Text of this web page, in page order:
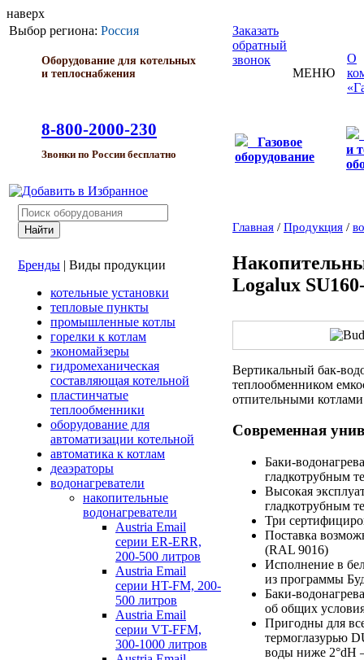
наверх
Выбор региона: Россия
Оборудование для котельных
и теплоснабжения
8-800-2000-230
Звонки по России бесплатно
Заказать
обратный
звонок
МЕНЮ
О
Газовое
оборудование
и
Бренды | Виды продукции
котельные установки
тепловые пункты
промышленные котлы
горелки к котлам
экономайзеры
гидромеханическая
составляющая котельной
пластинчатые
теплообменники
оборудование для
автоматизации котельной
автоматика к котлам
деаэраторы
водонагреватели
накопительные
водонагреватели
Austria Email
серии ER-ERR,
200-500 литров
Austria Email
серии HT-FM, 200-
500 литров
Austria Email
серии VT-FFM,
300-1000 литров
Главная / Продукция /
Logalux
Вертикальный бак-
теплообменником
отпительными
Современная
Баки-
гладкотрубным
Высокая
гладкотрубным
Три
Поставка
(RAL 9016)
Исполнение в
из программы
Баки-
об общих
Пригодны для
термоглазурью
воды ниже 2°dH